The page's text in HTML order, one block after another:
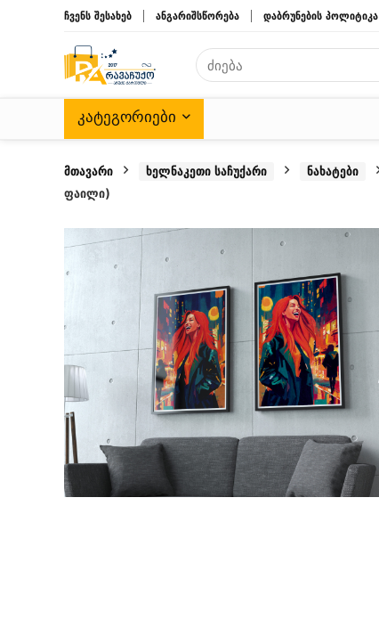
ჩვენს შესახებ ანგარიშსწორება დაბრუნების პოლიტიკა
ᲙᲐᲢᲔᲒᲝᲠᲘᲔᲑᲘ
მთავარი ხელნაკეთი საჩუქარი ნახატები
ფაილი)